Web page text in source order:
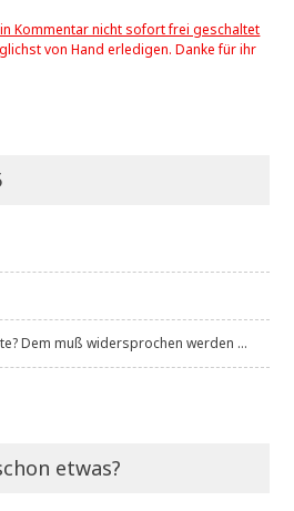
Kommentar nicht sofort frei geschaltet
von Hand erledigen. Danke für ihr
Dem muß widersprochen werden ...
etwas?